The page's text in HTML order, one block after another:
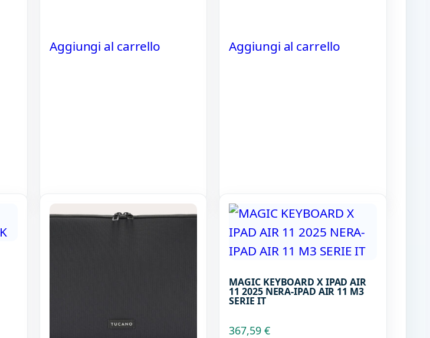
Aggiungi al carrello Aggiungi al carrello
MAGIC KEYBOARD X IPAD AIR
11 2025 NERA-IPAD AIR 11 M3
SERIE IT
367,59 €